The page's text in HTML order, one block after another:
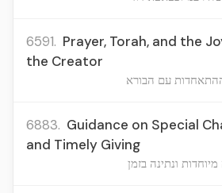
6591. Prayer, Torah, and the
the Creator
עם הבורא
6883. Guidance on Special
and Timely Giving
ונתינה בזמן